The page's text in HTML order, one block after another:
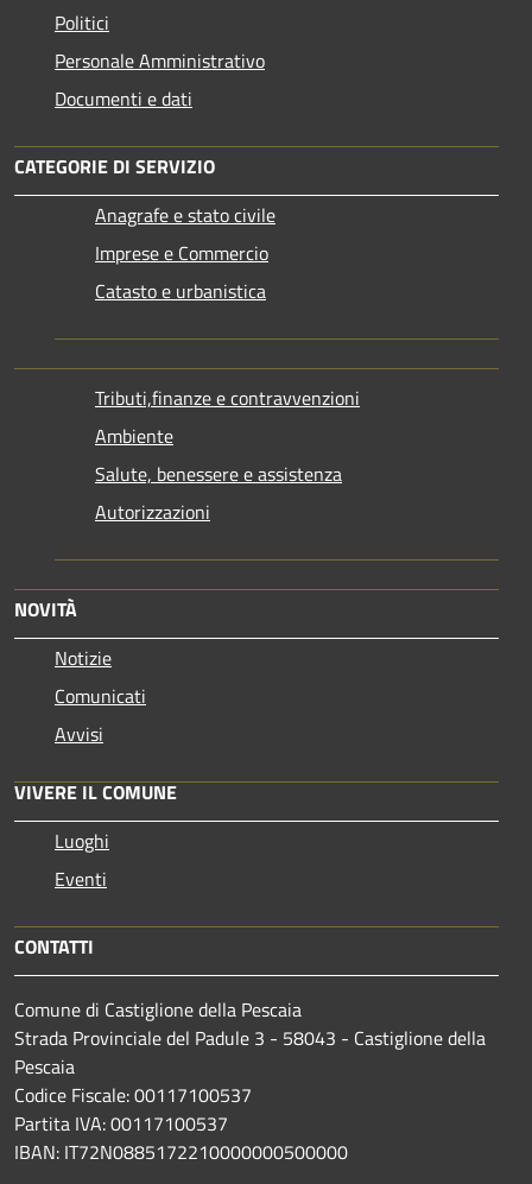
Politici
Personale Amministrativo
Documenti e dati
CATEGORIE DI SERVIZIO
Anagrafe e stato civile
Imprese e Commercio
Catasto e urbanistica
Tributi,finanze e contravvenzioni
Ambiente
Salute, benessere e assistenza
Autorizzazioni
NOVITÀ
Notizie
Comunicati
Avvisi
VIVERE IL COMUNE
Luoghi
Eventi
CONTATTI
Comune di Castiglione della Pescaia
Strada Provinciale del Padule 3 - 58043 - Castiglione della
Pescaia
Codice Fiscale: 00117100537
Partita IVA: 00117100537
IBAN: IT72N0885172210000000500000